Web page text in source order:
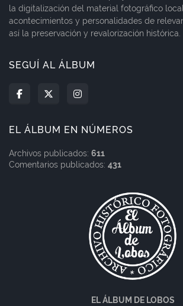
la digitalización del material fotográfico
acontecimientos y personalidades de
así la preservación y revalorización histórica.
SEGUÍ AL ÁLBUM
EL ÁLBUM EN NÚMEROS
Archivos publicados: 611
Comentarios publicados: 431
EL ÁLBUM DE LOBOS